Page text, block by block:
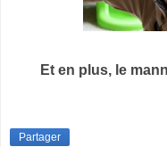
Et en plus, le
Partager